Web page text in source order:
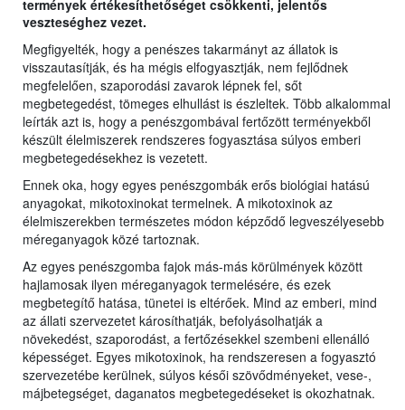
termények értékesíthetőséget csökkenti, jelentős
veszteséghez vezet.
Megfigyelték, hogy a penészes takarmányt az állatok is
visszautasítják, és ha mégis elfogyasztják, nem fejlődnek
megfelelően, szaporodási zavarok lépnek fel, sőt
megbetegedést, tömeges elhullást is észleltek. Több alkalommal
leírták azt is, hogy a penészgombával fertőzött terményekből
készült élelmiszerek rendszeres fogyasztása súlyos emberi
megbetegedésekhez is vezetett.
Ennek oka, hogy egyes penészgombák erős biológiai hatású
anyagokat, mikotoxinokat termelnek. A mikotoxinok az
élelmiszerekben természetes módon képződő legveszélyesebb
méreganyagok közé tartoznak.
Az egyes penészgomba fajok más-más körülmények között
hajlamosak ilyen méreganyagok termelésére, és ezek
megbetegítő hatása, tünetei is eltérőek. Mind az emberi, mind
az állati szervezetet károsíthatják, befolyásolhatják a
növekedést, szaporodást, a fertőzésekkel szembeni ellenálló
képességet. Egyes mikotoxinok, ha rendszeresen a fogyasztó
szervezetébe kerülnek, súlyos késői szövődményeket, vese-,
májbetegséget, daganatos megbetegedéseket is okozhatnak.